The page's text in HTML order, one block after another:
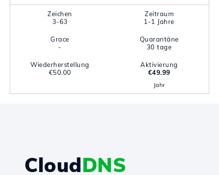
Zeichen
3-63
Zeitraum
1-1 Jahre
Grace
-
Quarantäne
30 tage
Wiederherstellung
€50.00
Aktivierung
€49.99
Jahr
CloudDNS